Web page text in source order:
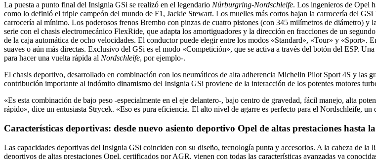
La puesta a punto final del Insignia GSi se realizó en el legendario Nürburgring-Nordschleife. Los ingenieros de Opel
como lo definió el triple campeón del mundo de F1, Jackie Stewart. Los muelles más cortos bajan la carrocería del
carrocería al mínimo. Los poderosos frenos Brembo con pinzas de cuatro pistones (con 345 milímetros de diámetro) y
serie con el chasis electromecánico FlexRide, que adapta los amortiguadores y la dirección en fracciones de un
de la caja automática de ocho velocidades. El conductor puede elegir entre los modos «Standard», «Tour» y «Sport».
suaves o aún más directas. Exclusivo del GSi es el modo «Competición», que se activa a través del botón del ESP.
para hacer una vuelta rápida al Nordschleife, por ejemplo-.
El chasis deportivo, desarrollado en combinación con los neumáticos de alta adherencia Michelin Pilot Sport 4S y las
contribución importante al indómito dinamismo del Insignia GSi proviene de la interacción de los potentes motores
«Es esta combinación de bajo peso -especialmente en el eje delantero-, bajo centro de gravedad, fácil manejo, alta
rápido», dice un entusiasta Strycek. «Eso es pura eficiencia. El alto nivel de agarre es perfecto para el Nordschleife,
Características deportivas: desde nuevo asiento deportivo Opel de altas prestaciones hasta
Las capacidades deportivas del Insignia GSi coinciden con su diseño, tecnología punta y accesorios. A la cabeza de
deportivos de altas prestaciones Opel, certificados por AGR, vienen con todas las características avanzadas ya